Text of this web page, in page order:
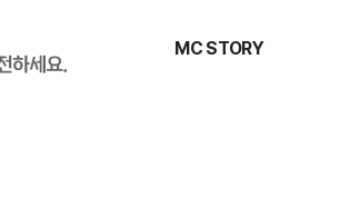
MC STORY